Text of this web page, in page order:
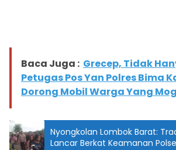
Baca Juga : Grecep, Tidak
Petugas Pos Yan Polres Bima
Dorong Mobil Warga Yang
Nyongkolan Lombok Barat:
Lancar Berkat Keamanan